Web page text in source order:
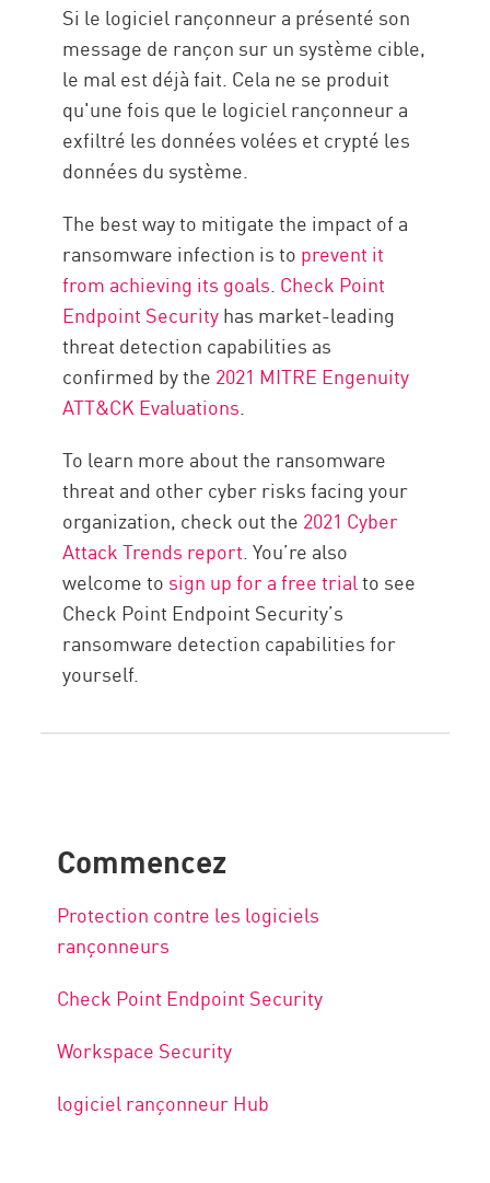
Si le logiciel rançonneur a présenté son
message de rançon sur un système cible,
le mal est déjà fait. Cela ne se produit
qu'une fois que le logiciel rançonneur a
exfiltré les données volées et crypté les
données du système.
The best way to mitigate the impact of a
ransomware infection is to prevent it
from achieving its goals. Check Point
Endpoint Securityhas market-leading
threat detection capabilities as
confirmed by the 2021 MITRE Engenuity
ATT&CK Evaluations.
To learn more about the ransomware
threat and other cyber risks facing your
organization, check out the 2021 Cyber
Attack Trends report. You’re also
welcome to sign up for a free trialto see
Check Point Endpoint Security’s
ransomware detection capabilities for
yourself.
Commencez
Protection contre les logiciels
rançonneurs
Check Point Endpoint Security
Workspace Security
logiciel rançonneur Hub